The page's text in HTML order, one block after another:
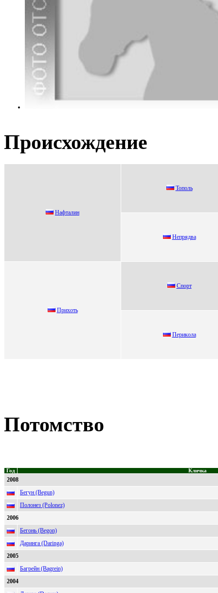
Происхождение
Нафталин
Тополь
Hепрядва
Пpиxoть
Споpт
Пeрикoлa
Потомство
Год Кличка
2008
Бегун (Begun)
Полонез (Polonez)
2006
Бегонь (Begon)
Даринга (Daringa)
2005
Багрейн (Bagrein)
2004